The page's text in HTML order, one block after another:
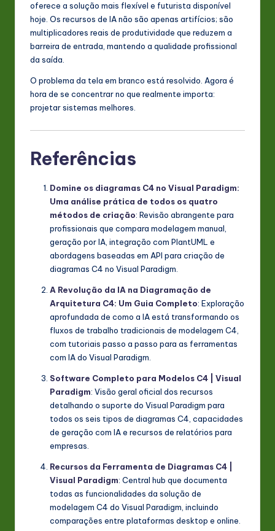
oferece a solução mais flexível e futurista disponível
hoje. Os recursos de IA não são apenas artifícios; são
multiplicadores reais de produtividade que reduzem a
barreira de entrada, mantendo a qualidade profissional
da saída.
O problema da tela em branco está resolvido. Agora é
hora de se concentrar no que realmente importa:
projetar sistemas melhores.
Referências
Domine os diagramas C4 no Visual Paradigm:
Uma análise prática de todos os quatro
métodos de criação: Revisão abrangente para
profissionais que compara modelagem manual,
geração por IA, integração com PlantUML e
abordagens baseadas em API para criação de
diagramas C4 no Visual Paradigm.
A Revolução da IA na Diagramação de
Arquitetura C4: Um Guia Completo: Exploração
aprofundada de como a IA está transformando os
fluxos de trabalho tradicionais de modelagem C4,
com tutoriais passo a passo para as ferramentas
com IA do Visual Paradigm.
Software Completo para Modelos C4 | Visual
Paradigm: Visão geral oficial dos recursos
detalhando o suporte do Visual Paradigm para
todos os seis tipos de diagramas C4, capacidades
de geração com IA e recursos de relatórios para
empresas.
Recursos da Ferramenta de Diagramas C4 |
Visual Paradigm: Central hub que documenta
todas as funcionalidades da solução de
modelagem C4 do Visual Paradigm, incluindo
comparações entre plataformas desktop e online.